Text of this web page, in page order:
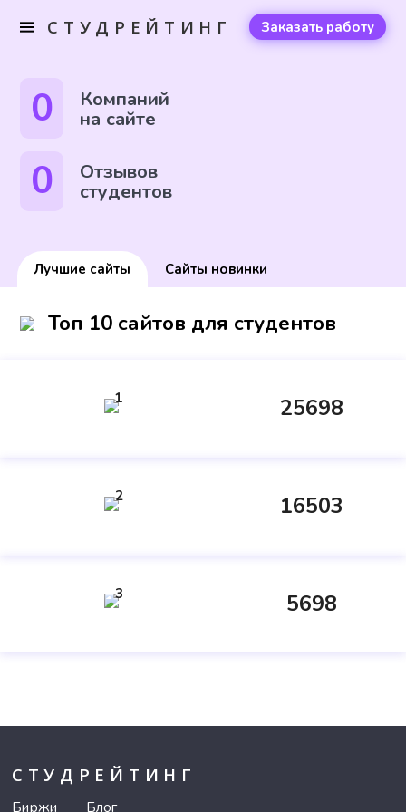
СТУДРЕЙТИНГ Заказать работу
0 Компаний
на сайте
0 Отзывов
студентов
Лучшие сайты Сайты новинки
Топ 10 сайтов для студентов
1 25698
2 16503
3 5698
СТУДРЕЙТИНГ
Биржи Блог